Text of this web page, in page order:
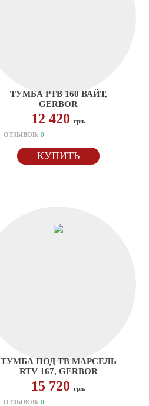
ТУМБА РТВ 160 ВАЙТ,
GERBOR
12 420 грн.
ОТЗЫВОВ: 0
КУПИТЬ
ТУМБА ПОД ТВ МАРСЕЛЬ
RTV 167, GERBOR
15 720 грн.
ОТЗЫВОВ: 0